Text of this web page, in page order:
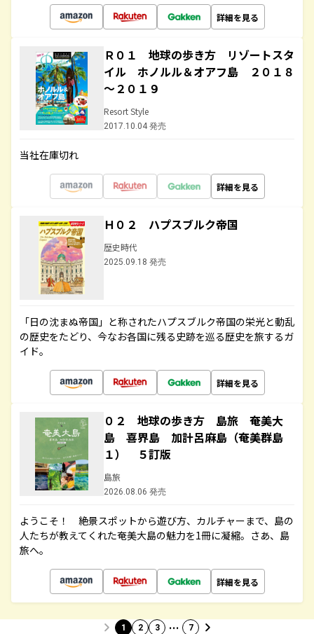
詳細を見る
Ｒ０１ 地球の歩き方 リゾートスタ
イル ホノルル＆オアフ島 ２０１８
～２０１９
Resort Style
2017.10.04 発売
当社在庫切れ
詳細を見る
Ｈ０２ ハプスブルク帝国
歴史時代
2025.09.18 発売
「日の沈まぬ帝国」と称されたハプスブルク帝国の栄光と動乱
の歴史をたどり、今なお各国に残る史跡を巡る歴史を旅するガ
イド。
詳細を見る
０２ 地球の歩き方 島旅 奄美大
島 喜界島 加計呂麻島（奄美群島
１） ５訂版
島旅
2026.08.06 発売
ようこそ！ 絶景スポットから遊び方、カルチャーまで、島の
人たちが教えてくれた奄美大島の魅力を1冊に凝縮。さあ、島
旅へ。
詳細を見る
1 2 3 … 7